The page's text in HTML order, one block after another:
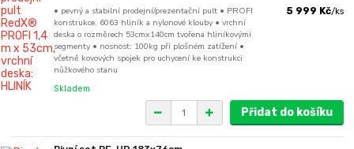
• pevný a stabilní prodejní/prezentační pult • PROFI
konstrukce, 6063 hliník a nylonové klouby • vrchní
deska o rozměrech 53cmx140cm tvořena hliníkovými
segmenty • nosnost: 100kg při plošném zatížení •
včetně kovových spojek pro uchycení ke konstrukci
nůžkového stanu
5 999 Kč/ks
Skladem
Přidat do košíku